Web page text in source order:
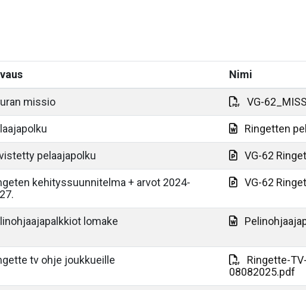
Nimi
missio VG-
Ringetten
pelaajapolku VG-62
kehityssuunnitelma + arvot 2024-
VG-62
lomake
tv ohje joukkueille
Ringette-
08082025.pdf